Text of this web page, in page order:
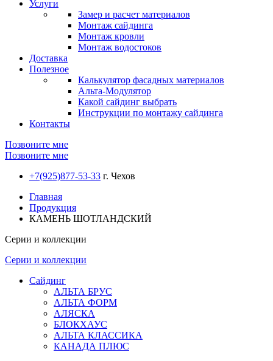
Услуги
Замер и расчет материалов
Монтаж сайдинга
Монтаж кровли
Монтаж водостоков
Доставка
Полезное
Калькулятор фасадных материалов
Альта-Модулятор
Какой сайдинг выбрать
Инструкции по монтажу сайдинга
Контакты
Позвоните мне
Позвоните мне
+7(925)877-53-33 г. Чехов
Главная
Продукция
КАМЕНЬ ШОТЛАНДСКИЙ
Серии и коллекции
Серии и коллекции
Сайдинг
АЛЬТА БРУС
АЛЬТА ФОРМ
АЛЯСКА
БЛОКХАУС
АЛЬТА КЛАССИКА
КАНАДА ПЛЮС